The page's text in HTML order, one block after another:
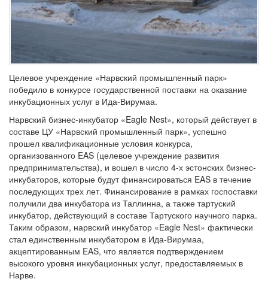
Целевое учреждение «Нарвский промышленный парк»
победило в конкурсе государственной поставки на оказание
инкубационных услуг в Ида-Вирумаа.
Нарвский бизнес-инкубатор «Eagle Nest», который действует в
составе ЦУ «Нарвский промышленный парк», успешно
прошел квалификационные условия конкурса,
организованного EAS (целевое учреждение развития
предпринимательства), и вошел в число 4-х эстонских бизнес-
инкубаторов, которые будут финансироваться EAS в течение
последующих трех лет. Финансирование в рамках госпоставки
получили два инкубатора из Таллинна, а также тартуский
инкубатор, действующий в составе Тартуского научного парка.
Таким образом, нарвский инкубатор «Eagle Nest» фактически
стал единственным инкубатором в Ида-Вирумаа,
акцептированным EAS, что является подтверждением
высокого уровня инкубационных услуг, предоставляемых в
Нарве.